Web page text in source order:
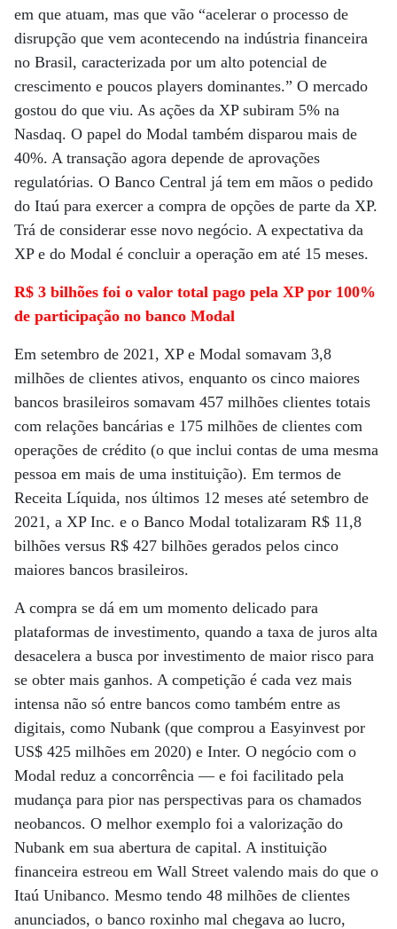
em que atuam, mas que vão “acelerar o processo de
disrupção que vem acontecendo na indústria financeira
no Brasil, caracterizada por um alto potencial de
crescimento e poucos players dominantes.” O mercado
gostou do que viu. As ações da XP subiram 5% na
Nasdaq. O papel do Modal também disparou mais de
40%. A transação agora depende de aprovações
regulatórias. O Banco Central já tem em mãos o pedido
do Itaú para exercer a compra de opções de parte da XP.
Trá de considerar esse novo negócio. A expectativa da
XP e do Modal é concluir a operação em até 15 meses.
R$ 3 bilhões foi o valor total pago pela XP por 100%
de participação no banco Modal
Em setembro de 2021, XP e Modal somavam 3,8
milhões de clientes ativos, enquanto os cinco maiores
bancos brasileiros somavam 457 milhões clientes totais
com relações bancárias e 175 milhões de clientes com
operações de crédito (o que inclui contas de uma mesma
pessoa em mais de uma instituição). Em termos de
Receita Líquida, nos últimos 12 meses até setembro de
2021, a XP Inc. e o Banco Modal totalizaram R$ 11,8
bilhões versus R$ 427 bilhões gerados pelos cinco
maiores bancos brasileiros.
A compra se dá em um momento delicado para
plataformas de investimento, quando a taxa de juros alta
desacelera a busca por investimento de maior risco para
se obter mais ganhos. A competição é cada vez mais
intensa não só entre bancos como também entre as
digitais, como Nubank (que comprou a Easyinvest por
US$ 425 milhões em 2020) e Inter. O negócio com o
Modal reduz a concorrência — e foi facilitado pela
mudança para pior nas perspectivas para os chamados
neobancos. O melhor exemplo foi a valorização do
Nubank em sua abertura de capital. A instituição
financeira estreou em Wall Street valendo mais do que o
Itaú Unibanco. Mesmo tendo 48 milhões de clientes
anunciados, o banco roxinho mal chegava ao lucro,